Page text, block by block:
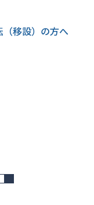
移設）の方へ